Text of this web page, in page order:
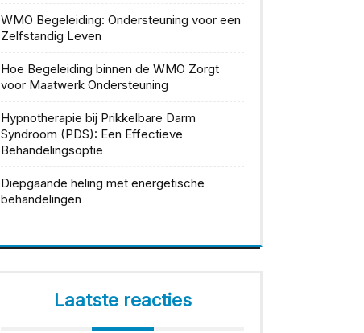
WMO Begeleiding: Ondersteuning voor een
Zelfstandig Leven
Hoe Begeleiding binnen de WMO Zorgt
voor Maatwerk Ondersteuning
Hypnotherapie bij Prikkelbare Darm
Syndroom (PDS): Een Effectieve
Behandelingsoptie
Diepgaande heling met energetische
behandelingen
Laatste reacties